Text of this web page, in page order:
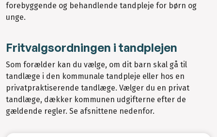
forebyggende og behandlende tandpleje for børn og
unge.
Fritvalgsordningen i tandplejen
Som forælder kan du vælge, om dit barn skal gå til
tandlæge i den kommunale tandpleje eller hos en
privatpraktiserende tandlæge. Vælger du en privat
tandlæge, dækker kommunen udgifterne efter de
gældende regler. Se afsnittene nedenfor.